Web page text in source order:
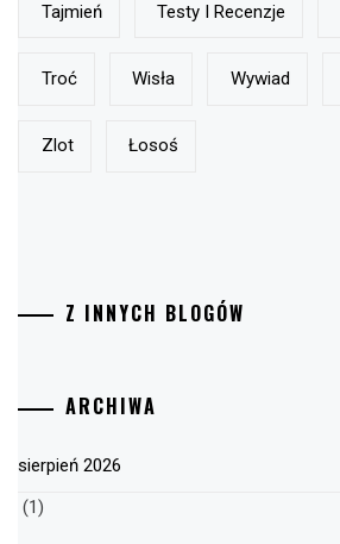
Tajmień Testy I Recenzje
Troć Wisła Wywiad
Zlot Łosoś
Z INNYCH BLOGÓW
ARCHIWA
sierpień 2026
(1)